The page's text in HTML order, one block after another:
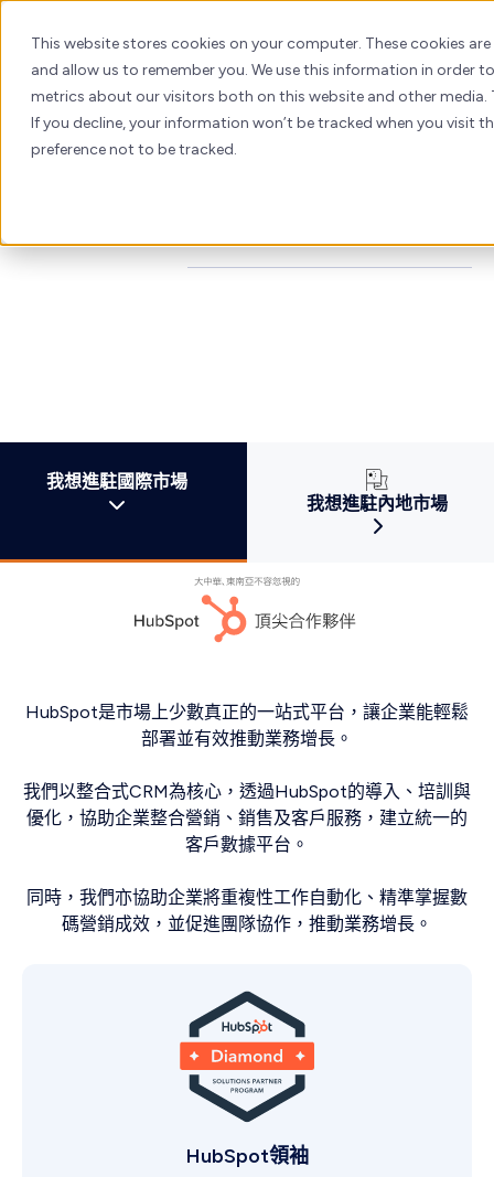
This website stores cookies on your computer. These cookies
and allow us to remember you. We use this information in order
metrics about our visitors both on this website and other media.
If you decline, your information won’t be tracked when you visit
preference not to be tracked.
content
在中港兩地打造
數碼領
袖
結合HubSpot與 AI，具遠見的企業創造更高數碼轉
型價值
我想進駐國際市場
我想進駐內地市場
HubSpot是市場上少數真正的一站式平台，讓企業能輕鬆
部署並有效推動業務增長。
我們以整合式CRM為核心，透過HubSpot的導入、培訓與
優化，協助企業整合營銷、銷售及客戶服務，建立統一的
客戶數據平台。
同時，我們亦協助企業將重複性工作自動化、精準掌握數
碼營銷成效，並促進團隊協作，推動業務增長。
HubSpot領袖